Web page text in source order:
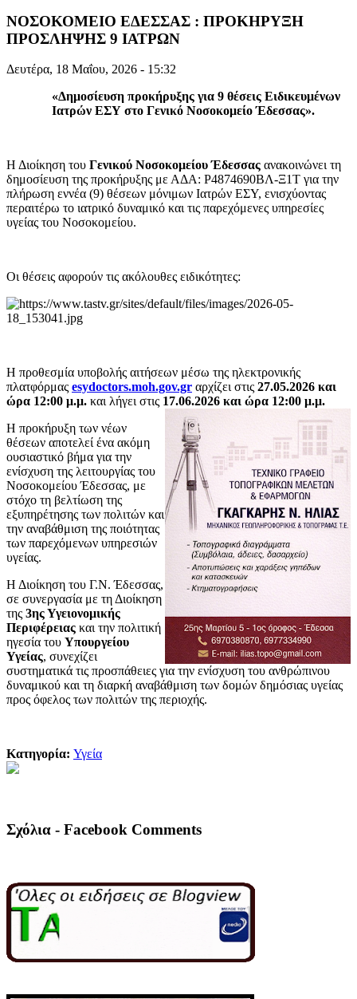
ΝΟΣΟΚΟΜΕΙΟ ΕΔΕΣΣΑΣ : ΠΡΟΚΗΡΥΞΗ
ΠΡΟΣΛΗΨΗΣ 9 ΙΑΤΡΩΝ
Δευτέρα, 18 Μαΐου, 2026 - 15:32
«Δημοσίευση προκήρυξης για 9 θέσεις Ειδικευμένων
Ιατρών ΕΣΥ στο Γενικό Νοσοκομείο Έδεσσας».
Η Διοίκηση του Γενικού Νοσοκομείου Έδεσσας ανακοινώνει τη
δημοσίευση της προκήρυξης με ΑΔΑ: Ρ4874690ΒΛ-Ξ1Τ για την
πλήρωση εννέα (9) θέσεων μόνιμων Ιατρών ΕΣΥ, ενισχύοντας
περαιτέρω το ιατρικό δυναμικό και τις παρεχόμενες υπηρεσίες
υγείας του Νοσοκομείου.
Οι θέσεις αφορούν τις ακόλουθες ειδικότητες:
Η προθεσμία υποβολής αιτήσεων μέσω της ηλεκτρονικής
πλατφόρμας esydoctors.moh.gov.gr αρχίζει στις 27.05.2026 και
ώρα 12:00 μ.μ. και λήγει στις 17.06.2026 και ώρα 12:00 μ.μ.
Η προκήρυξη των νέων
θέσεων αποτελεί ένα ακόμη
ουσιαστικό βήμα για την
ενίσχυση της λειτουργίας του
Νοσοκομείου Έδεσσας, με
στόχο τη βελτίωση της
εξυπηρέτησης των πολιτών και
την αναβάθμιση της ποιότητας
των παρεχόμενων υπηρεσιών
υγείας.
Η Διοίκηση του Γ.Ν. Έδεσσας,
σε συνεργασία με τη Διοίκηση
της 3ης Υγειονομικής
Περιφέρειας και την πολιτική
ηγεσία του Υπουργείου
Υγείας, συνεχίζει
συστηματικά τις προσπάθειες για την ενίσχυση του ανθρώπινου
δυναμικού και τη διαρκή αναβάθμιση των δομών δημόσιας υγείας
προς όφελος των πολιτών της περιοχής.
Κατηγορία: Υγεία
Σχόλια - Facebook Comments